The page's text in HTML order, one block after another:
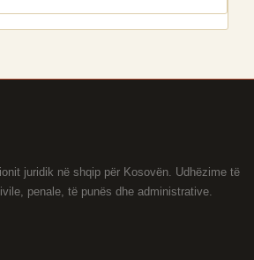
juridik në shqip për Kosovën. Udhëzime të
penale, të punës dhe administrative.